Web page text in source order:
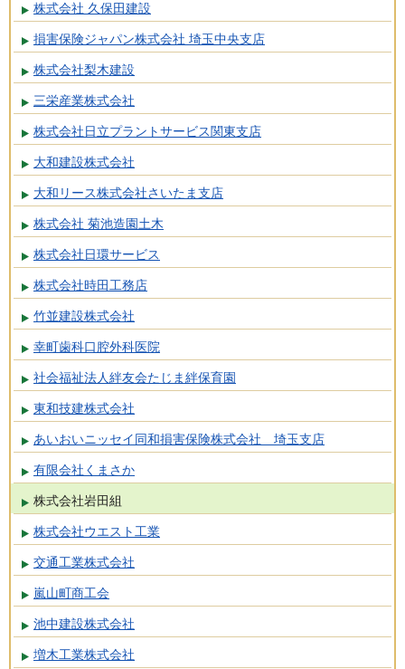
株式会社 久保田建設
損害保険ジャパン株式会社 埼玉中央支店
株式会社梨木建設
三栄産業株式会社
株式会社日立プラントサービス関東支店
大和建設株式会社
大和リース株式会社さいたま支店
株式会社 菊池造園土木
株式会社日環サービス
株式会社時田工務店
竹並建設株式会社
幸町歯科口腔外科医院
社会福祉法人絆友会たじま絆保育園
東和技建株式会社
あいおいニッセイ同和損害保険株式会社 埼玉支店
有限会社くまさか
株式会社岩田組
株式会社ウエスト工業
交通工業株式会社
嵐山町商工会
池中建設株式会社
増木工業株式会社